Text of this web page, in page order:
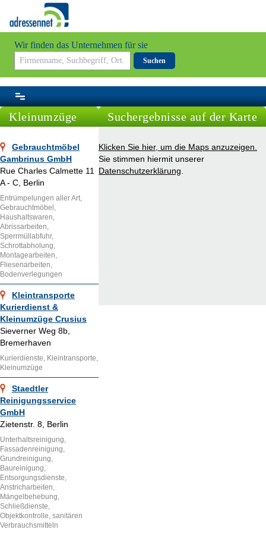
Wir finden das Unternehmen für sie
Suchen
Kleinumzüge
Gebrauchtmöbel
Gambrinus GmbH
Rue Charles Calmette 11
A - C, Berlin
Entrümpelungen aller Art,
Gebrauchtmöbel,
Haushaltswaren,
Abrissarbeiten,
Sperrmüllabfuhr,
Schrottabholung,
Montagearbeiten,
Fliesenarbeiten,
Bodenverlegungen
Kleintransporte
Kurierdienst &
Kleinumzüge Crusius
Sieverner Weg 8b,
Bremerhaven
Kurierdienste, Kleintransporte,
Kleinumzüge
Staedtler
Reinigungsservice
GmbH
Zietenstr. 8, Berlin
Unterhaltsreinigung,
Fassadenreinigung,
Grundreinigung,
Baureinigung,
Entsorgungsdienste,
Anstricharbeiten,
Mängelbehebung,
Schließdienste,
Objektkontrolle, sanitären
Verbrauchsmitteln
Suchergebnisse auf der Karte
Klicken Sie hier, um die Maps anzuzeigen.
Sie stimmen hiermit unserer
Datenschutzerklärung